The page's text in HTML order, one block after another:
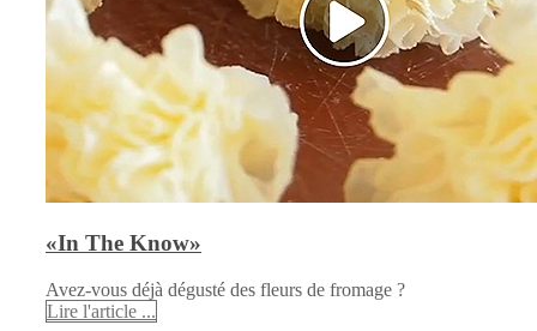
«In The Know»
Avez-vous déjà dégusté des fleurs de fromage ?
Lire l'article ...